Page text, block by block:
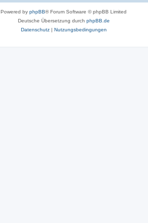
Powered by phpBB® Forum Software © phpBB Limited
Deutsche Übersetzung durch phpBB.de
Datenschutz| Nutzungsbedingungen